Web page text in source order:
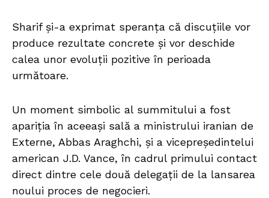
Sharif și-a exprimat speranța că discuțiile vor
produce rezultate concrete și vor deschide
calea unor evoluții pozitive în perioada
următoare.
Un moment simbolic al summitului a fost
apariția în aceeași sală a ministrului iranian de
Externe, Abbas Araghchi, și a vicepreședintelui
american J.D. Vance, în cadrul primului contact
direct dintre cele două delegații de la lansarea
noului proces de negocieri.